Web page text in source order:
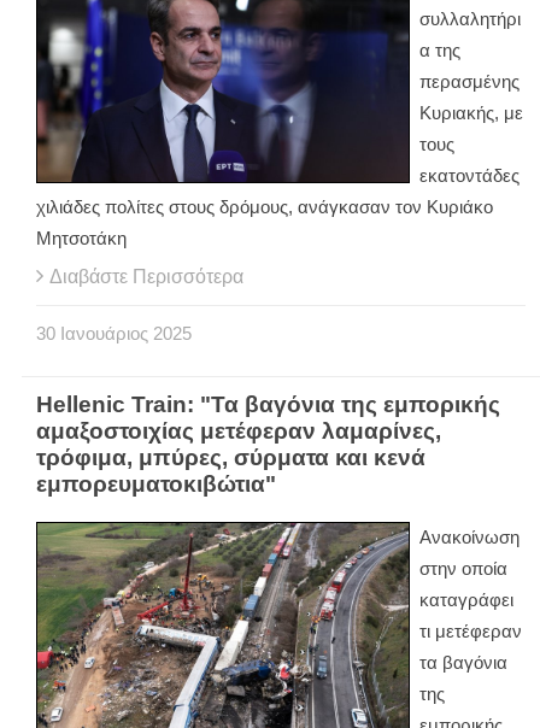
συλλαλητήρι
α της
περασμένης
Κυριακής, με
τους
εκατοντάδες
χιλιάδες πολίτες στους δρόμους, ανάγκασαν τον Κυριάκο
Μητσοτάκη
Διαβάστε Περισσότερα
30 Ιανουάριος 2025
Hellenic Train: "Τα βαγόνια της εμπορικής
αμαξοστοιχίας μετέφεραν λαμαρίνες,
τρόφιμα, μπύρες, σύρματα και κενά
εμπορευματοκιβώτια"
Ανακοίνωση
στην οποία
καταγράφει
τι μετέφεραν
τα βαγόνια
της